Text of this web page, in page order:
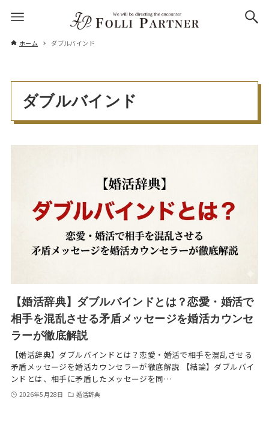
ホーム ダブルバインド
ダブルバインド
【婚活辞典】ダブルバインドとは？恋愛・婚活で
相手を混乱させる矛盾メッセージを婚活カウンセ
ラーが徹底解説
【婚活辞典】ダブルバインドとは？恋愛・婚活で相手を混乱させる
矛盾メッセージを婚活カウンセラーが徹底解説 【結論】ダブルバイ
ンドとは、相手に矛盾したメッセージを同…
2026年5月28日 婚活辞典